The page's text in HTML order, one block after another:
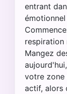
entrant
respiration
Mangez
votre zone
actif, alors